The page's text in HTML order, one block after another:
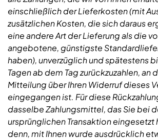
einschließlich der Lieferkosten (mit
zusätzlichen Kosten, die sich daraus
eine andere Art der Lieferung als die
angebotene, günstigste
haben), unverzüglich und spätestens
Tagen ab dem Tag zurückzuzahlen, an
Mitteilung über Ihren Widerruf dieses
eingegangen ist. Für diese
dasselbe Zahlungsmittel, das Sie bei
ursprünglichen Transaktion eingesetzt
denn, mit Ihnen wurde ausdrücklich